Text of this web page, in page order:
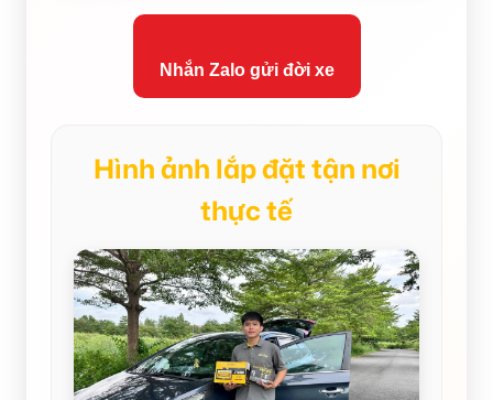
Nhắn Zalo gửi đời xe
Hình ảnh lắp đặt tận nơi
thực tế